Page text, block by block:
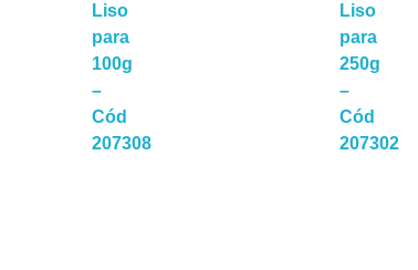
Liso
para
100g
–
Cód
207308
Liso
para
250g
–
Cód
207302